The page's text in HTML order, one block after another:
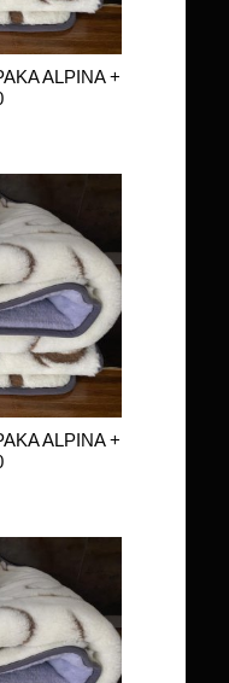
ALPINA +
ALPINA +